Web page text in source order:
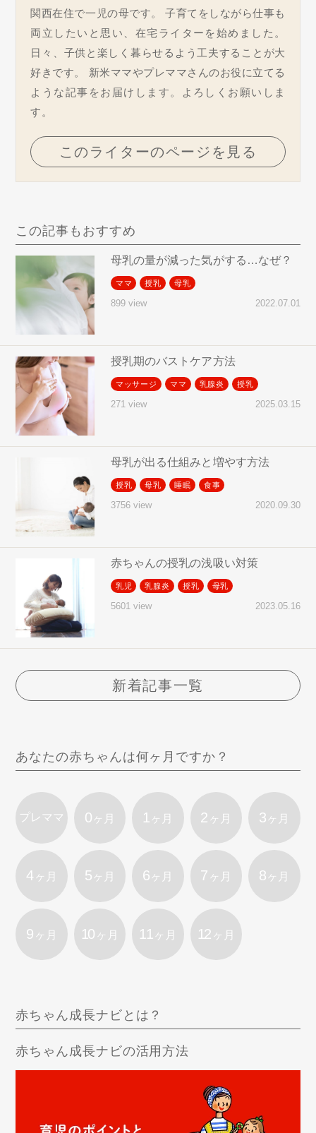
関西在住で一児の母です。 子育てをしながら仕事も
両立したいと思い、在宅ライターを始めました。
日々、子供と楽しく暮らせるよう工夫することが大
好きです。 新米ママやプレママさんのお役に立てる
ような記事をお届けします。よろしくお願いしま
す。
このライターのページを見る
この記事もおすすめ
母乳の量が減った気がする…なぜ？
ママ 授乳 母乳
899 view 2022.07.01
授乳期のバストケア方法
マッサージ ママ 乳腺炎 授乳
271 view 2025.03.15
母乳が出る仕組みと増やす方法
授乳 母乳 睡眠 食事
3756 view 2020.09.30
赤ちゃんの授乳の浅吸い対策
乳児 乳腺炎 授乳 母乳
5601 view 2023.05.16
新着記事一覧
あなたの赤ちゃんは何ヶ月ですか？
プレママ 0 ヶ月 1 ヶ月 2 ヶ月 3 ヶ月
4 ヶ月 5 ヶ月 6 ヶ月 7 ヶ月 8 ヶ月
9 ヶ月 10 ヶ月 11 ヶ月 12 ヶ月
赤ちゃん成長ナビとは？
赤ちゃん成長ナビの活用方法